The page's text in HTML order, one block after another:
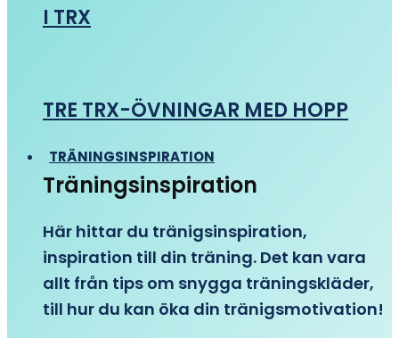
I TRX
TRE TRX-ÖVNINGAR MED HOPP
TRÄNINGSINSPIRATION
Träningsinspiration
Här hittar du tränigsinspiration,
inspiration till din träning. Det kan vara
allt från tips om snygga träningskläder,
till hur du kan öka din tränigsmotivation!